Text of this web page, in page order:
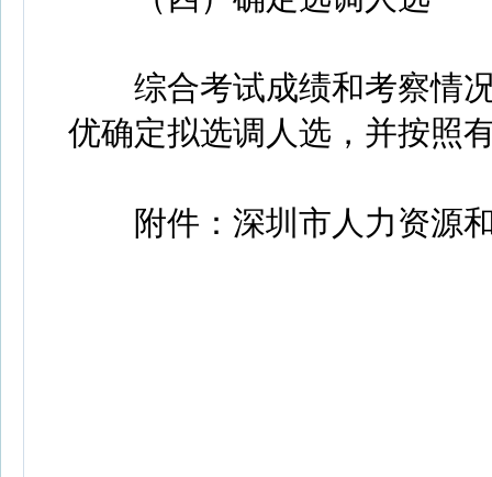
综合考试成绩和考察情况
优确定拟选调人选，并按照
附件：深圳市人力资源和